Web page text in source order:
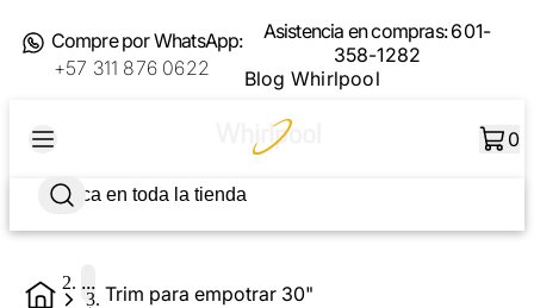
Compre por WhatsApp:
+57 311 876 0622
Asistencia en compras:601-
358-1282
Blog Whirlpool
0
... Trim para empotrar 30"